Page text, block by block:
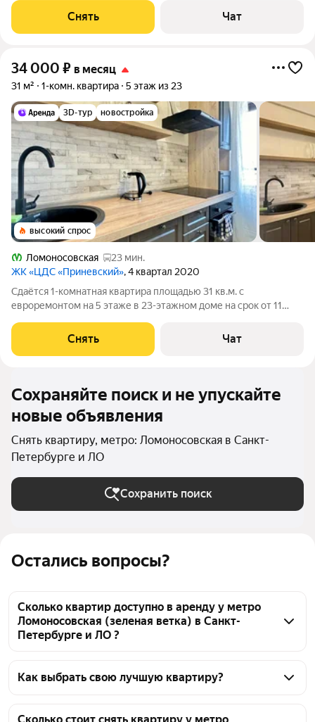
Остались вопросы?
Сколько квартир доступно в аренду у метро
Ломоносовская (зеленая ветка) в Санкт-
Петербурге и ЛО ?
(зеленая ветка) в Санкт-Петербурге и ЛО доступно
Как выбрать свою лучшую квартиру?
Стиральная машина Холодильник Посудомоечная машина Дом
- монолитный, окна выходят во двор.
Снять Чат
34 000 ₽ в месяц
31 м² 1-комн. квартира 5 этаж из 23
3D-тур новостройка
высокий спрос
Ломоносовская
23 мин.
ЖК «ЦДС «Приневский», 4 квартал 2020
Сдаётся 1-комнатная квартира площадью 31 кв.м. с
евроремонтом на 5 этаже в 23-этажном доме на срок от 11
Стиральная машина Холодильник Посудомоечная машина
Микроволновка Дом - монолитный, окна
Снять Чат
Сохраняйте поиск и не упускайте
новые объявления
Снять квартиру, метро: Ломоносовская в Санкт-
Петербурге и ЛО
Сохранить поиск